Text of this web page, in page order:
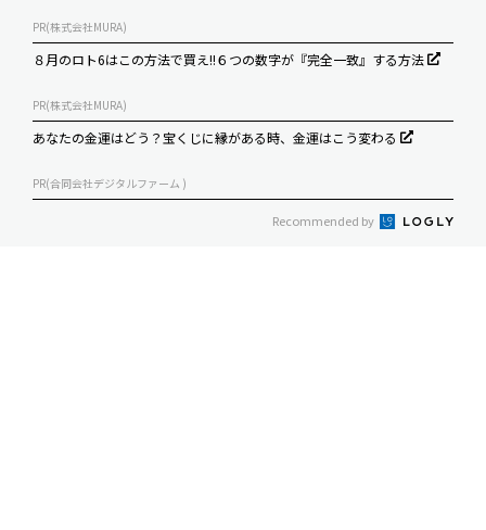
PR(株式会社MURA)
８月のロト6はこの方法で買え!!６つの数字が『完全一致』する方法
PR(株式会社MURA)
あなたの金運はどう？宝くじに縁がある時、金運はこう変わる
PR(合同会社デジタルファーム )
Recommended by